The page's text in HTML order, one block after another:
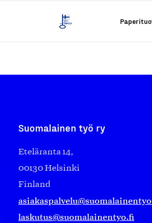
Suomalainen työ ry
Eteläranta 14,
00130 Helsinki
Finland
laskutus@suomalainentyo.fi